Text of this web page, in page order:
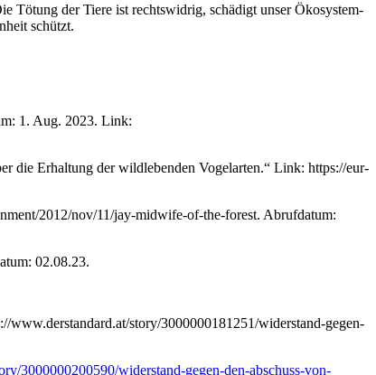
Tötung der Tiere ist rechtswidrig, schädigt unser Ökosystem-
schützt.
1. Aug. 2023. Link:
die Erhaltung der wildlebenden Vogelarten.“ Link: https://eur-
2012/nov/11/jay-midwife-of-the-forest. Abrufdatum:
02.08.23.
story/3000000181251/widerstand-gegen-
3000000200590/widerstand-gegen-den-abschuss-von-